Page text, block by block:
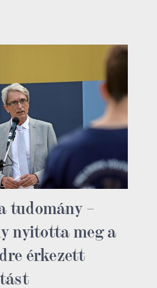
tudomány –
nyitotta meg a
érkezett